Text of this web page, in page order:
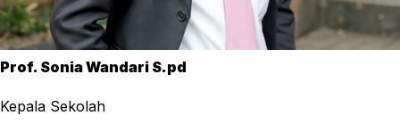
Prof. Sonia Wandari S.pd
Kepala Sekolah